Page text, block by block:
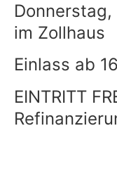
im Zollhaus
Einlass ab
EINTRITT